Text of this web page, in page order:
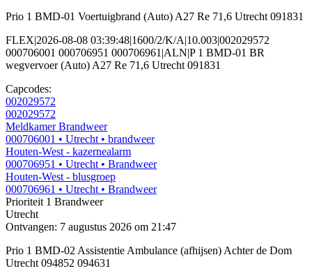
Prio 1 BMD-01 Voertuigbrand (Auto) A27 Re 71,6 Utrecht 091831
FLEX|2026-08-08 03:39:48|1600/2/K/A|10.003|002029572
000706001 000706951 000706961|ALN|P 1 BMD-01 BR
wegvervoer (Auto) A27 Re 71,6 Utrecht 091831
Capcodes:
002029572
002029572
Meldkamer Brandweer
000706001 • Utrecht • brandweer
Houten-West - kazernealarm
000706951 • Utrecht • Brandweer
Houten-West - blusgroep
000706961 • Utrecht • Brandweer
Prioriteit 1 Brandweer
Utrecht
Ontvangen: 7 augustus 2026 om 21:47
Prio 1 BMD-02 Assistentie Ambulance (afhijsen) Achter de Dom
Utrecht 094852 094631